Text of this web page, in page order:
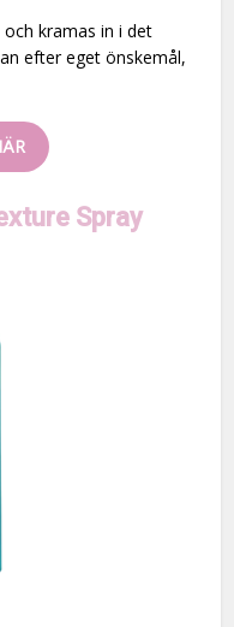
kramas in i det
efter eget önskemål,
Spray